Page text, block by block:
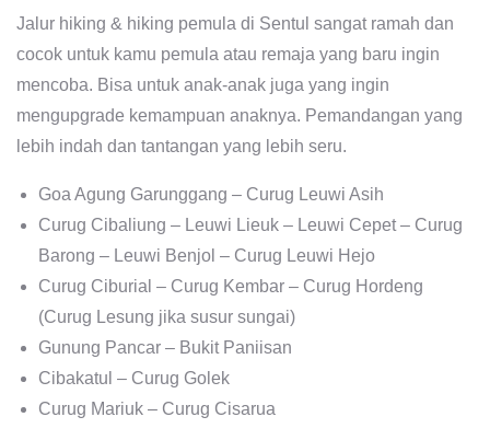
Jalur hiking & hiking pemula di Sentul sangat ramah dan
cocok untuk kamu pemula atau remaja yang baru ingin
mencoba. Bisa untuk anak-anak juga yang ingin
mengupgrade kemampuan anaknya. Pemandangan yang
lebih indah dan tantangan yang lebih seru.
Goa Agung Garunggang – Curug Leuwi Asih
Curug Cibaliung – Leuwi Lieuk – Leuwi Cepet – Curug
Barong – Leuwi Benjol – Curug Leuwi Hejo
Curug Ciburial – Curug Kembar – Curug Hordeng
(Curug Lesung jika susur sungai)
Gunung Pancar – Bukit Paniisan
Cibakatul – Curug Golek
Curug Mariuk – Curug Cisarua